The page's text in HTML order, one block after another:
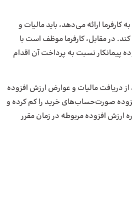
ارائه می‌دهد، باید مالیات و
در مقابل، کارفرما موظف است با
پیمانکار نسبت به پرداخت آن اقدام
از دریافت مالیات و عوارض ارزش افزوده
صورت‌حساب‌های خرید را کم کرده و
ارزش افزوده مربوطه در زمان مقرر